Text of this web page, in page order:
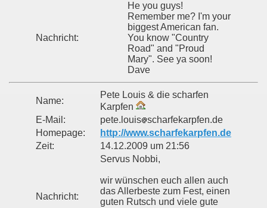
Nachricht:
He you guys!
Remember me? I'm your
biggest American fan.
You know "Country
Road" and "Proud
Mary". See ya soon!
Dave
Name:
Pete Louis & die scharfen
Karpfen
E-Mail:
pete.louis scharfekarpfen.de
Homepage:
http://www.scharfekarpfen.de
Zeit:
14.12.2009 um 21:56
Nachricht:
Servus Nobbi,
wir wünschen euch allen auch
das Allerbeste zum Fest, einen
guten Rutsch und viele gute